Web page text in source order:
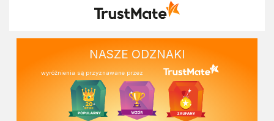
NASZE ODZNAKI
wyróżnienia są przyznawane przez